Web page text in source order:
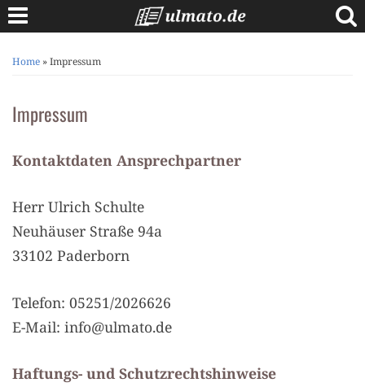
to
content
Lebenslauf
Home »Impressum
Impressum
Kontaktdaten Ansprechpartner
Herr Ulrich Schulte
Neuhäuser Straße 94a
33102 Paderborn
Telefon: 05251/2026626
E-Mail: info@ulmato.de
Haftungs- und Schutzrechtshinweise